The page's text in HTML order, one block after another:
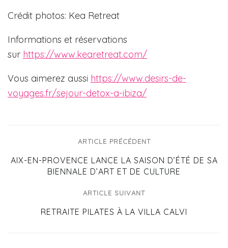
Crédit photos: Kea Retreat
Informations et réservations
sur https://www.kearetreat.com/
Vous aimerez aussi https://www.desirs-de-
voyages.fr/sejour-detox-a-ibiza/
ARTICLE PRÉCÉDENT
AIX-EN-PROVENCE LANCE LA SAISON D’ÉTÉ DE SA
BIENNALE D’ART ET DE CULTURE
ARTICLE SUIVANT
RETRAITE PILATES À LA VILLA CALVI